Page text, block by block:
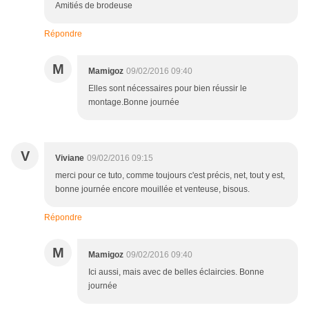
Amitiés de brodeuse
Répondre
M Mamigoz 09/02/2016 09:40
Elles sont nécessaires pour bien réussir le
montage.Bonne journée
V Viviane 09/02/2016 09:15
merci pour ce tuto, comme toujours c'est précis, net, tout y est,
bonne journée encore mouillée et venteuse, bisous.
Répondre
M Mamigoz 09/02/2016 09:40
Ici aussi, mais avec de belles éclaircies. Bonne
journée